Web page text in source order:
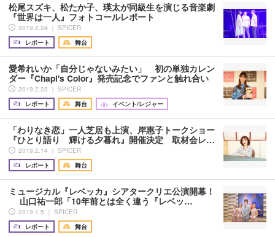
松尾スズキ、松たか子、瑛太が同級生を演じる音楽劇
『世界は一人』フォトコールレポート
2019.2.24 ｜ SPICER
レポート
舞台
愛希れいか「自分じゃないみたい」 初の単独カレン
ダー『Chapi's Color』発売記念でファンと触れ合い
2019.2.23 ｜ SPICER
レポート
舞台 イベント/レジャー
「わりなき恋」一人芝居も上演、岸惠子トークショー
『ひとり語り 輝ける夕暮れ』開催決定 取材会レ…
2019.2.14 ｜ SPICER
レポート
舞台
ミュージカル『レベッカ』シアタークリエ公演開幕！
山口祐一郎「10年前とは全く違う『レベッ…
2019.1.5 ｜ SPICER
レポート
舞台